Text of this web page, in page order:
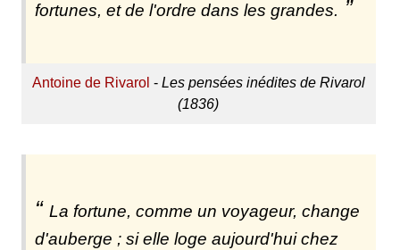
fortunes, et de l'ordre dans les grandes.
Antoine de Rivarol - Les pensées inédites de Rivarol
(1836)
La fortune, comme un voyageur, change
d'auberge ; si elle loge aujourd'hui chez